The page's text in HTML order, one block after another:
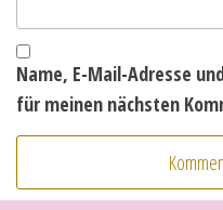
Name, E-Mail-Adresse
für meinen nächsten